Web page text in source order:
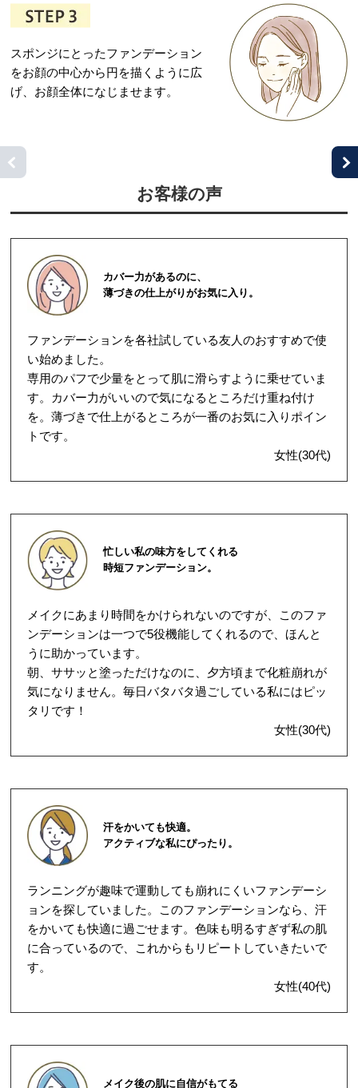
スポンジにとったファンデーション
をお顔の中心から円を描くように広
げ、お顔全体になじませます。
お客様の声
カバー力があるのに、
薄づきの仕上がりがお気に入り。
ファンデーションを各社試している友人のおすすめで使
い始めました。
専用のパフで少量をとって肌に滑らすように乗せていま
す。カバー力がいいので気になるところだけ重ね付け
を。薄づきで仕上がるところが一番のお気に入りポイン
トです。
女性(30代)
忙しい私の味方をしてくれる
時短ファンデーション。
メイクにあまり時間をかけられないのですが、このファ
ンデーションは一つで5役機能してくれるので、ほんと
うに助かっています。
朝、ササッと塗っただけなのに、夕方頃まで化粧崩れが
気になりません。毎日バタバタ過ごしている私にはピッ
タリです！
女性(30代)
汗をかいても快適。
アクティブな私にぴったり。
ランニングが趣味で運動しても崩れにくいファンデーシ
ョンを探していました。このファンデーションなら、汗
をかいても快適に過ごせます。色味も明るすぎず私の肌
に合っているので、これからもリピートしていきたいで
す。
女性(40代)
メイク後の肌に自信がもてる